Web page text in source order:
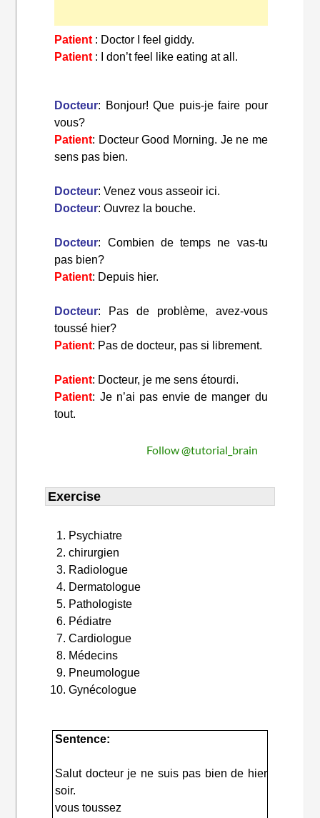
Patient : Doctor I feel giddy.
Patient : I don’t feel like eating at all.
Docteur: Bonjour! Que puis-je faire pour
vous?
Patient: Docteur Good Morning. Je ne me
sens pas bien.
Docteur: Venez vous asseoir ici.
Docteur: Ouvrez la bouche.
Docteur: Combien de temps ne vas-tu
pas bien?
Patient: Depuis hier.
Docteur: Pas de problème, avez-vous
toussé hier?
Patient: Pas de docteur, pas si librement.
Patient: Docteur, je me sens étourdi.
Patient: Je n’ai pas envie de manger du
tout.
Follow @tutorial_brain
Exercise
Psychiatre
chirurgien
Radiologue
Dermatologue
Pathologiste
Pédiatre
Cardiologue
Médecins
Pneumologue
Gynécologue
Sentence:
Salut docteur je ne suis pas bien de hier
soir.
vous toussez